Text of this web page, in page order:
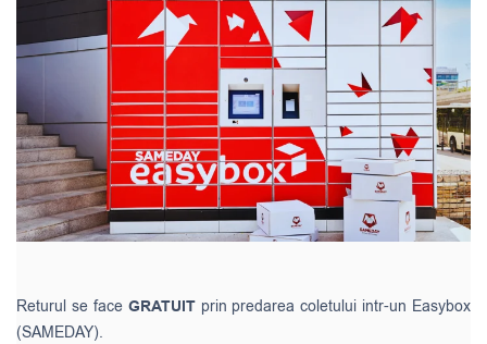
Returul se face GRATUIT prin predarea coletului intr-un Easybox
(SAMEDAY).